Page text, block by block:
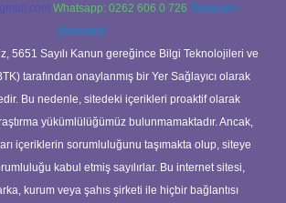
Whatsapp: 0262 606 0 726 Telegram:
@karabul
5651 Sayılı Kanun gereğince Bilgi Teknolojileri ve
tarafından onaylanmış bir Yer Sağlayıcı olarak
Bu nedenle, sitedeki içerikleri proaktif olarak
yükümlülüğümüz bulunmamaktadır. Ancak,
içeriklerin sorumluluğunu taşımakta olup, siteye
kabul etmiş sayılırlar. Bu internet sitesi,
kurum veya şahıs şirketi ile hiçbir bağlantısı